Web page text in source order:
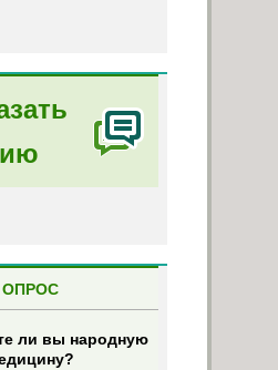
ОПРОС
ли вы народную